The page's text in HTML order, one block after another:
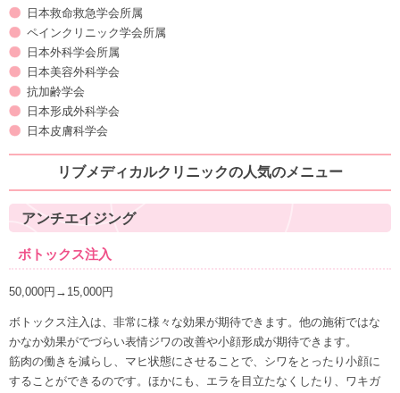
日本救命救急学会所属
ペインクリニック学会所属
日本外科学会所属
日本美容外科学会
抗加齢学会
日本形成外科学会
日本皮膚科学会
リブメディカルクリニックの人気のメニュー
アンチエイジング
ボトックス注入
50,000円→15,000円
ボトックス注入は、非常に様々な効果が期待できます。他の施術ではな
かなか効果がでづらい表情ジワの改善や小顔形成が期待できます。
筋肉の働きを減らし、マヒ状態にさせることで、シワをとったり小顔に
することができるのです。ほかにも、エラを目立たなくしたり、ワキガ